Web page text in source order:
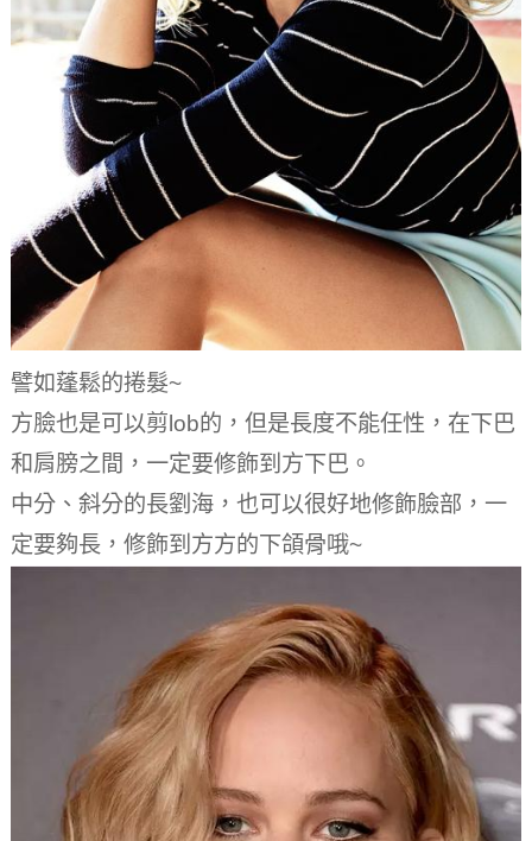
譬如蓬鬆的捲髮~
方臉也是可以剪lob的，但是長度不能任性，在下巴
和肩膀之間，一定要修飾到方下巴。
中分、斜分的長劉海，也可以很好地修飾臉部，一
定要夠長，修飾到方方的下頜骨哦~